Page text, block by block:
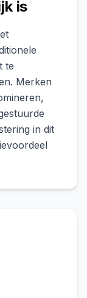
is
te
Merken
in dit